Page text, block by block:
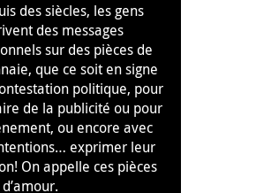
des siècles, les gens
des messages
sur des pièces de
que ce soit en signe
politique, pour
de la publicité ou pour
ou encore avec
exprimer leur
On appelle ces pièces